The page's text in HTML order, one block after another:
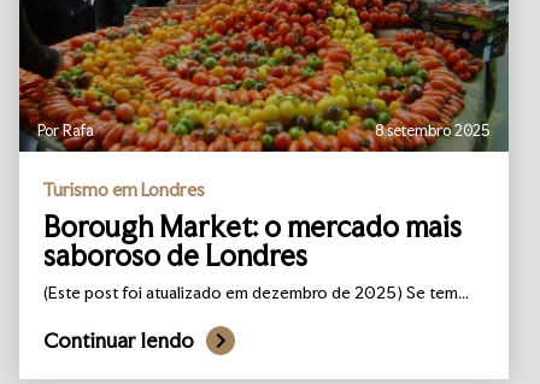
Por Rafa 8 setembro 2025
Turismo em Londres
Borough Market: o mercado mais
saboroso de Londres
(Este post foi atualizado em dezembro de 2025) Se tem...
Continuar lendo